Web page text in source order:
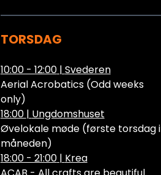
TORSDAG
10:00 - 12:00| Svederen
Aerial Acrobatics (Odd weeks
only)
18:00 | Ungdomshuset
Øvelokale møde (første torsdag i
måneden)
18:00 - 21:00| Krea